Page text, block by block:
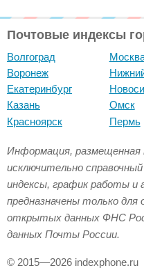
Почтовые индексы
Волгоград
Воронеж
Екатеринбург
Казань
Красноярск
Омск
Пермь
Информация, размещенная
исключительно
индексы, график работы и
предназначены только
открытых данных ФНС
данных Почты России.
© 2015—2026 indexphone.ru